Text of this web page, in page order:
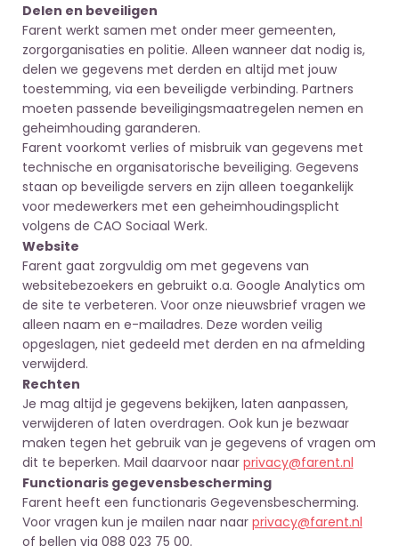
Delen en beveiligen
Farent werkt samen met onder meer gemeenten,
zorgorganisaties en politie. Alleen wanneer dat nodig is,
delen we gegevens met derden en altijd met jouw
toestemming, via een beveiligde verbinding. Partners
moeten passende beveiligingsmaatregelen nemen en
geheimhouding garanderen.
Farent voorkomt verlies of misbruik van gegevens met
technische en organisatorische beveiliging. Gegevens
staan op beveiligde servers en zijn alleen toegankelijk
voor medewerkers met een geheimhoudingsplicht
volgens de CAO Sociaal Werk.
Website
Farent gaat zorgvuldig om met gegevens van
websitebezoekers en gebruikt o.a. Google Analytics om
de site te verbeteren. Voor onze nieuwsbrief vragen we
alleen naam en e-mailadres. Deze worden veilig
opgeslagen, niet gedeeld met derden en na afmelding
verwijderd.
Rechten
Je mag altijd je gegevens bekijken, laten aanpassen,
verwijderen of laten overdragen. Ook kun je bezwaar
maken tegen het gebruik van je gegevens of vragen om
dit te beperken. Mail daarvoor naarprivacy@farent.nl
Functionaris gegevensbescherming
Farent heeft een functionaris Gegevensbescherming.
Voor vragen kun je mailen naar naarprivacy@farent.nl
of bellen via 088 023 75 00.